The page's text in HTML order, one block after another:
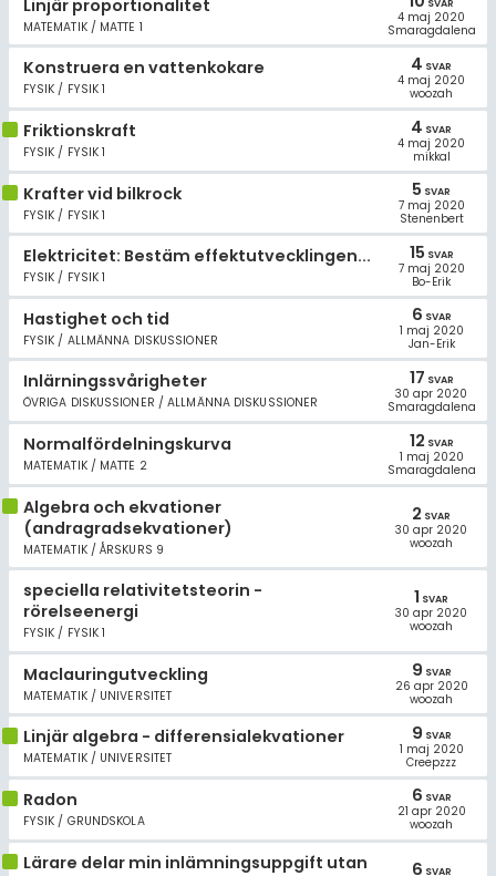
Linjär proportionalitet
MATEMATIK / MATTE 1
SVAR
4 maj 2020
Smaragdalena
Konstruera en vattenkokare
FYSIK / FYSIK 1
4 SVAR
4 maj 2020
woozah
Friktionskraft
FYSIK / FYSIK 1
4 SVAR
4 maj 2020
mikkal
Krafter vid bilkrock
FYSIK / FYSIK 1
5 SVAR
7 maj 2020
Stenenbert
Elektricitet: Bestäm effektutvecklingen...
FYSIK / FYSIK 1
15 SVAR
7 maj 2020
Bo-Erik
Hastighet och tid
FYSIK / ALLMÄNNA DISKUSSIONER
6 SVAR
1 maj 2020
Jan-Erik
Inlärningssvårigheter
ÖVRIGA DISKUSSIONER / ALLMÄNNA DISKUSSIONER
17 SVAR
30 apr 2020
Smaragdalena
Normalfördelningskurva
MATEMATIK / MATTE 2
12 SVAR
1 maj 2020
Smaragdalena
Algebra och ekvationer
(andragradsekvationer)
MATEMATIK / ÅRSKURS 9
2 SVAR
30 apr 2020
woozah
speciella relativitetsteorin -
rörelseenergi
FYSIK / FYSIK 1
1 SVAR
30 apr 2020
woozah
Maclauringutveckling
MATEMATIK / UNIVERSITET
9 SVAR
26 apr 2020
woozah
Linjär algebra - differensialekvationer
MATEMATIK / UNIVERSITET
9 SVAR
1 maj 2020
Creepzzz
Radon
FYSIK / GRUNDSKOLA
6 SVAR
21 apr 2020
woozah
Lärare delar min inlämningsuppgift utan
6 SVAR